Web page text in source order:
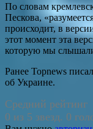
По словам
Пескова,
происходит, в
этот момент эта
которую мы
Ранее Topnews
об Украине.
Средний рейтинг
0 из 5 звезд. 0